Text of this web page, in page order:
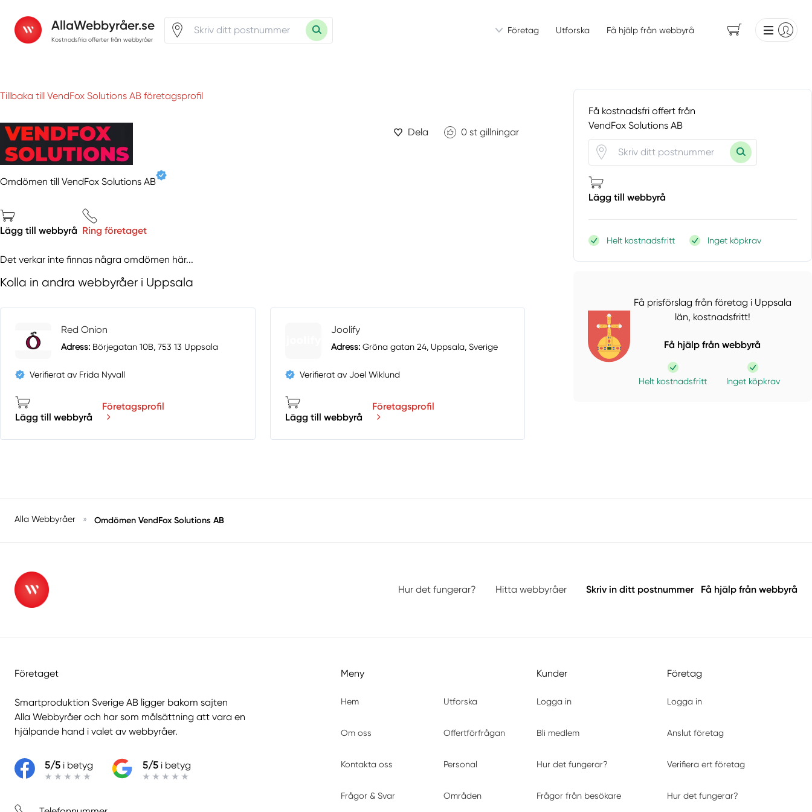
AllaWebbyråer.se
Kostnadsfria offerter från webbyråer
Företag Utforska Få hjälp från webbyrå
Tillbaka till VendFox Solutions AB företagsprofil
Dela 0 st gillningar
Omdömen till VendFox Solutions AB
Lägg till webbyrå Ring företaget
Det verkar inte finnas några omdömen här...
Kolla in andra webbyråer i Uppsala
Red Onion
Adress: Börjegatan 10B, 753 13 Uppsala
Verifierat av Frida Nyvall
Lägg till webbyrå
Företagsprofil
Joolify
Adress:Gröna gatan 24, Uppsala, Sverige
Verifierat av Joel Wiklund
Lägg till webbyrå
Företagsprofil
Få kostnadsfri offert från
VendFox Solutions AB
Lägg till webbyrå
Helt kostnadsfritt Inget köpkrav
Få prisförslag från företag i Uppsala
län, kostnadsfritt!
Få hjälp från webbyrå
Helt kostnadsfritt Inget köpkrav
Alla Webbyråer » Omdömen VendFox Solutions AB
Hur det fungerar? Hitta webbyråer Skriv in ditt postnummer Få hjälp från webbyrå
Företaget
Smartproduktion Sverige AB ligger bakom sajten
Alla Webbyråer och har som målsättning att vara en
hjälpande hand i valet av webbyråer.
5/5 i betyg 5/5 i betyg
Meny
Hem Utforska
Om oss Offertförfrågan
Kontakta oss Personal
Frågor & Svar Områden
Kunder
Logga in
Bli medlem
Hur det fungerar?
Frågor från besökare
Företag
Logga in
Anslut företag
Verifiera ert företag
Hur det fungerar?